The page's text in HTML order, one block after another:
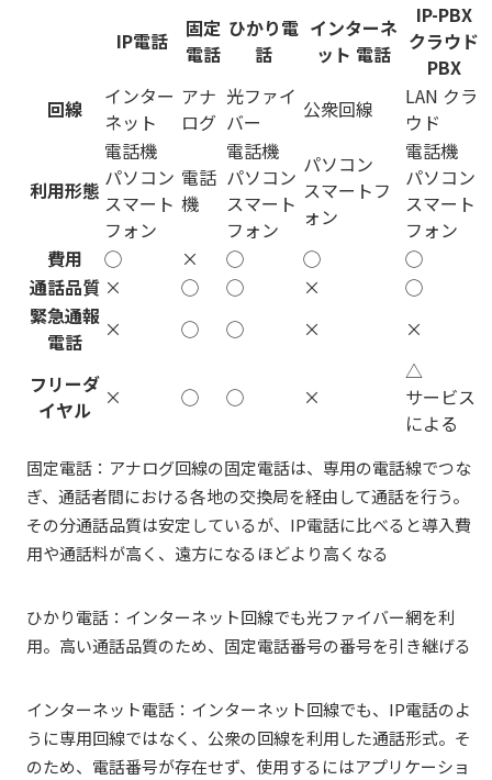
IP電話
固定
電話
ひかり電
話
インターネ
ット 電話
IP-PBX
クラウド
PBX
回線
インター
ネット
アナ
ログ
光ファイ
バー
公衆回線 LAN クラ
ウド
利用形態
電話機
パソコン
スマート
フォン
電話
機
電話機
パソコン
スマート
フォン
パソコン
スマートフ
ォン
電話機
パソコン
スマート
フォン
費用
◯ × ◯ ◯
◯
通話品質 × ◯ ◯ ×
◯
緊急通報
電話
× ◯ ◯ × ×
フリーダ
イヤル
× ◯ ◯ ×
△
サービス
による
固定電話：アナログ回線の固定電話は、専用の電話線でつな
ぎ、通話者間における各地の交換局を経由して通話を行う。
その分通話品質は安定しているが、IP電話に比べると導入費
用や通話料が高く、遠方になるほどより高くなる
ひかり電話：インターネット回線でも光ファイバー網を利
用。高い通話品質のため、固定電話番号の番号を引き継げる
インターネット電話：インターネット回線でも、IP電話のよ
うに専用回線ではなく、公衆の回線を利用した通話形式。そ
のため、電話番号が存在せず、使用するにはアプリケーショ